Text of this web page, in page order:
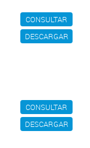
CONSULTAR
DESCARGAR
CONSULTAR
DESCARGAR